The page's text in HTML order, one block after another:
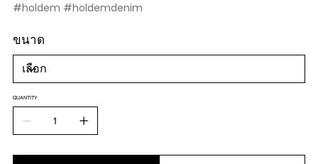
#holdem #holdemdenim
ขนาด
QUANTITY